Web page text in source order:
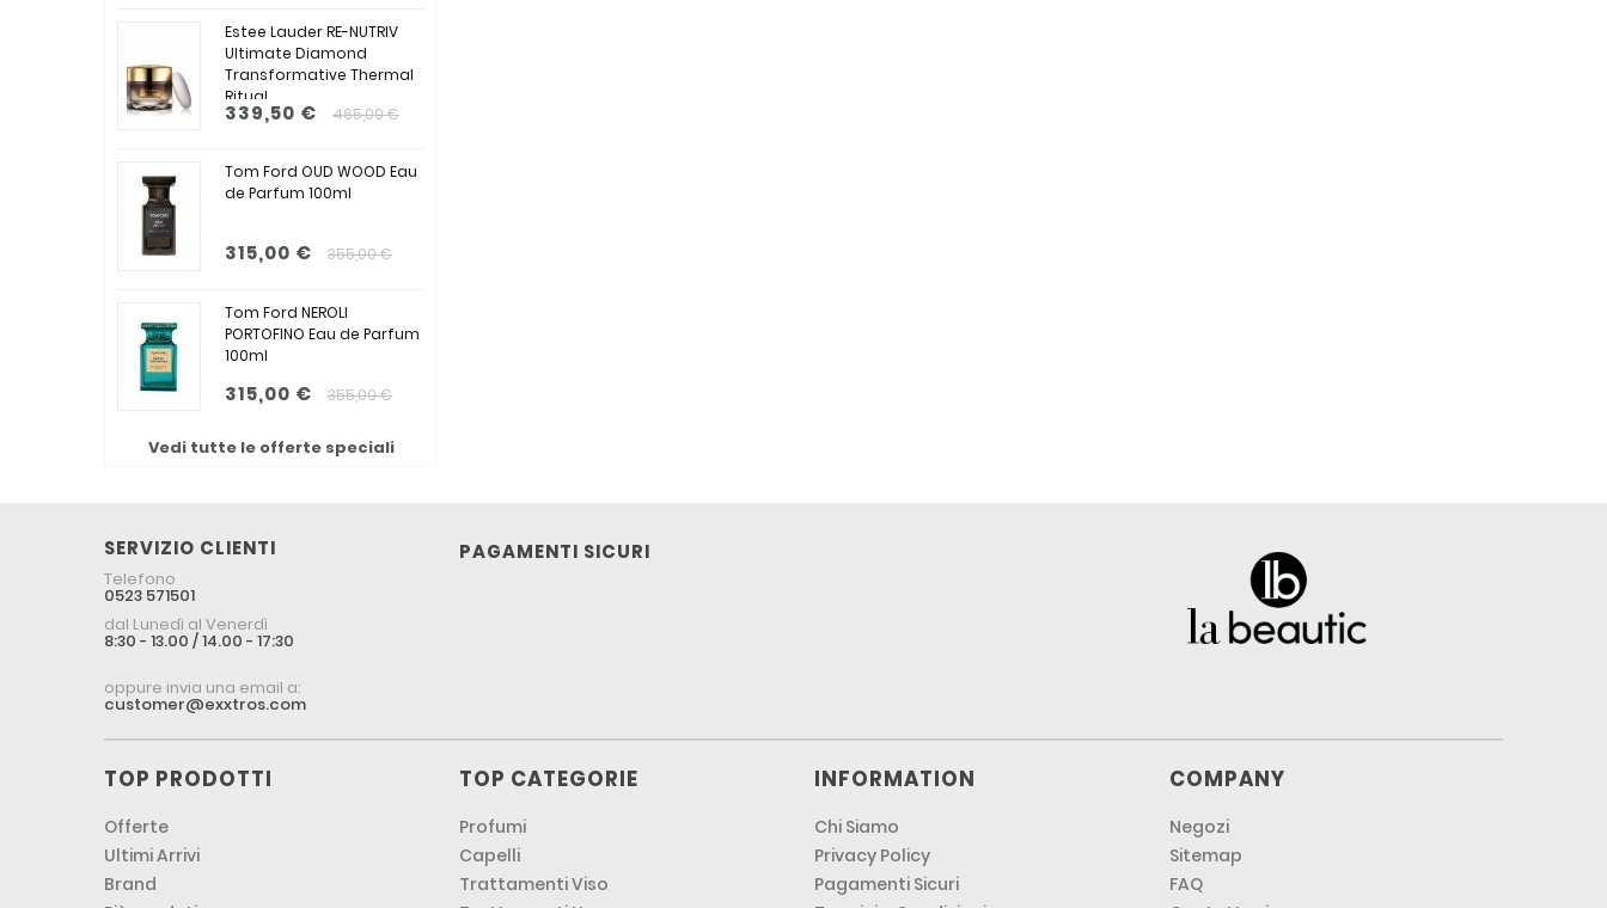
Estee Lauder RE-NUTRIV
Ultimate Diamond
Transformative Thermal
Ritual...
339,50 € 465,00 €
Tom Ford OUD WOOD Eau
de Parfum 100ml
315,00 € 355,00 €
Tom Ford NEROLI
PORTOFINO Eau de Parfum
100ml
315,00 € 355,00 €
Vedi tutte le offerte speciali
SERVIZIO CLIENTI
Telefono
0523 571501
dal Lunedì al Venerdì
8:30 - 13.00 / 14.00 - 17:30
oppure invia una email a:
customer@exxtros.com
PAGAMENTI SICURI
TOP PRODOTTI
Offerte
Ultimi Arrivi
Brand
TOP CATEGORIE
Profumi
Capelli
Trattamenti Viso
INFORMATION
Chi Siamo
Privacy Policy
Pagamenti Sicuri
COMPANY
Negozi
Sitemap
FAQ